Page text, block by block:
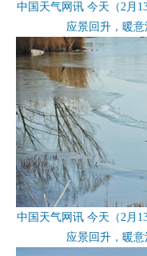
中国天气网讯 今天（2月
应景回升，暖
中国天气网讯 今天（2月
应景回升，暖